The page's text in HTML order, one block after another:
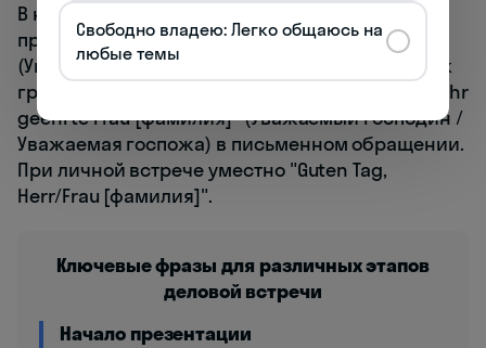
В начале деловой встречи используйте
приветствие "Sehr geehrte Damen und Herren"
(Уважаемые дамы и господа) для обращения к
группе или "Sehr geehrter Herr [фамилия]" / "Sehr
geehrte Frau [фамилия]" (Уважаемый господин /
Уважаемая госпожа) в письменном обращении.
При личной встрече уместно "Guten Tag,
Herr/Frau [фамилия]".
Ключевые фразы для различных этапов
деловой встречи
Начало презентации
Свободно владею: Легко общаюсь на
любые темы